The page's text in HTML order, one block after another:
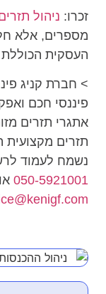
זכרו: ניהול
מספרים, אלא
העסקית
> חברת קניג
פיננסי חכם
אתגרי תזרים
תזרים
נשמח לעמוד
050-5921001